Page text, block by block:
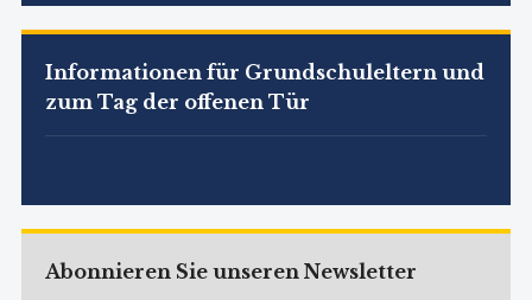
Informationen für Grundschuleltern und
zum Tag der offenen Tür
Abonnieren Sie unseren Newsletter